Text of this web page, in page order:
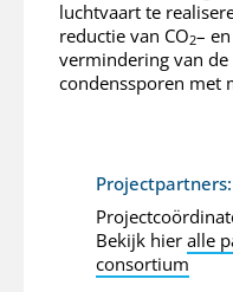
luchtvaart te
reductie van CO2–
vermindering van
condenssporen met
Projectpartners:
Bekijk hieralle
consortium